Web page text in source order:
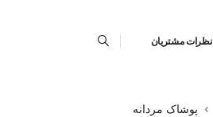
نظرات مشتریان
پوشاک مردانه